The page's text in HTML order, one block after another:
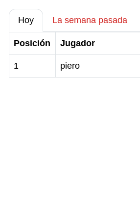
Hoy La semana pasada
Posición Jugador
1 piero